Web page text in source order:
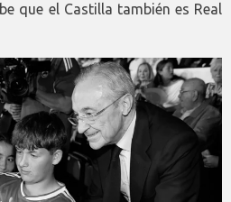
que el Castilla también es Real